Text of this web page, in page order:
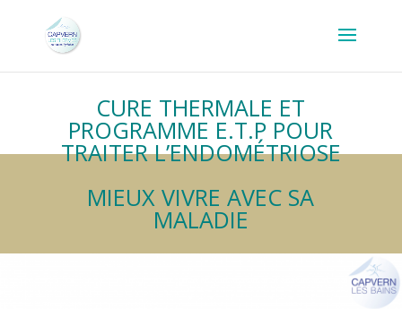
CURE THERMALE ET
PROGRAMME E.T.P POUR
TRAITER L’ENDOMÉTRIOSE
MIEUX VIVRE AVEC SA
MALADIE